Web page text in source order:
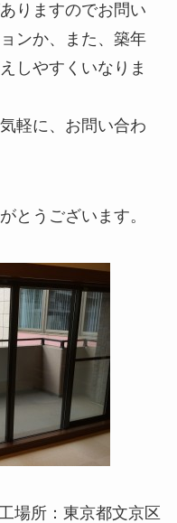
りますのでお問い
ンか、また、築年
しやすくいなりま
軽に、お問い合わ
とうございます。
場所：東京都文京区